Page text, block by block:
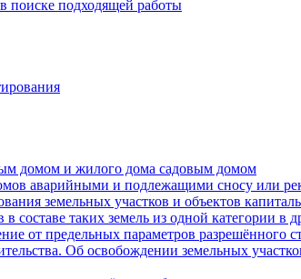
поиске подходящей работы
домом и жилого дома садовым домом
аварийными и подлежащими сносу или
земельных участков и объектов
составе таких земель из одной категории в
от предельных параметров разрешённого
Об освобождении земельных